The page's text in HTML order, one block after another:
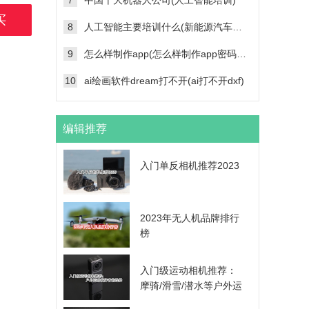
8
9
10 ai绘画软件dream打不开(ai打不开dxf)
编辑推荐
入门单反相机推荐2023
2023年无人机品牌排行
榜
入门级运动相机推荐：
摩骑/滑雪/潜水等户外运